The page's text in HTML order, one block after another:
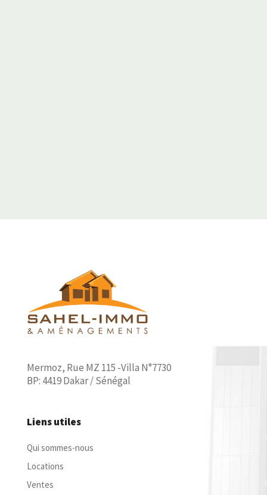
Mermoz, Rue MZ 115 -Villa N°7730
BP: 4419 Dakar / Sénégal
Liens utiles
Qui sommes-nous
Locations
Ventes